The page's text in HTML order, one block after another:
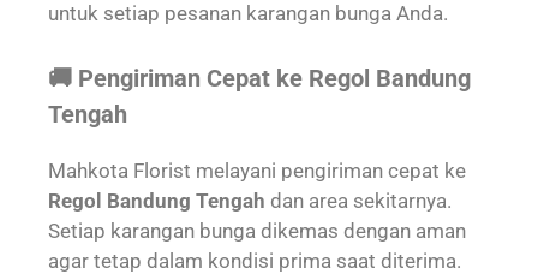
untuk setiap pesanan karangan bunga Anda.
🚚 Pengiriman Cepat ke Regol Bandung
Tengah
Mahkota Florist melayani pengiriman cepat ke
Regol Bandung Tengah dan area sekitarnya.
Setiap karangan bunga dikemas dengan aman
agar tetap dalam kondisi prima saat diterima.